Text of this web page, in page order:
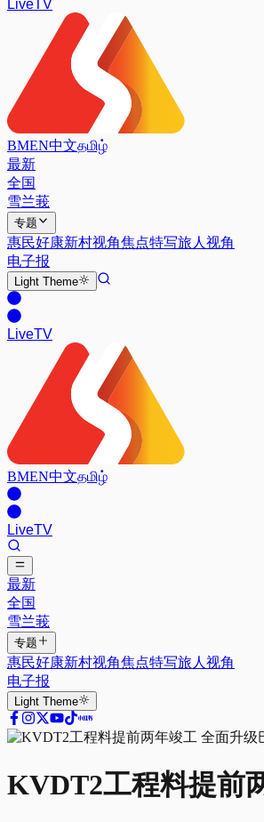
LiveTV
BMEN中文தமிழ்
最新
全国
雪兰莪
专题
惠民好康新村视角焦点特写旅人视角
电子报
Light Theme
LiveTV
BMEN中文தமிழ்
LiveTV
最新
全国
雪兰莪
专题
惠民好康新村视角焦点特写旅人视角
电子报
Light Theme
KVDT2工程料提前